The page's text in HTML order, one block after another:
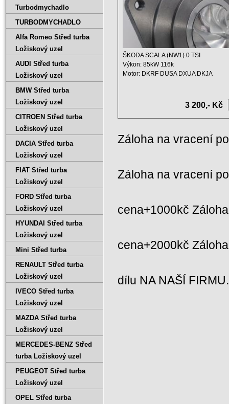
ŠKODA SCALA (NW1).0 TSI
Výkon: 85kW 116k
Motor: DKRF DUSA DXUA DKJA
3 200,- Kč
Záloha na vracení
Záloha na vracení
cena+1000kč
cena+2000kč
dílu NA NAŠÍ
Turbodmychadlo
TURBODMYCHADLO
Alfa Romeo Střed turba
Ložiskový uzel
AUDI Střed turba
Ložiskový uzel
BMW Střed turba
Ložiskový uzel
CITROEN Střed turba
Ložiskový uzel
DACIA Střed turba
Ložiskový uzel
FIAT Střed turba
Ložiskový uzel
FORD Střed turba
Ložiskový uzel
HYUNDAI Střed turba
Ložiskový uzel
Mini Střed turba
RENAULT Střed turba
Ložiskový uzel
IVECO Střed turba
Ložiskový uzel
MAZDA Střed turba
Ložiskový uzel
MERCEDES-BENZ Střed
turba Ložiskový uzel
PEUGEOT Střed turba
Ložiskový uzel
OPEL Střed turba